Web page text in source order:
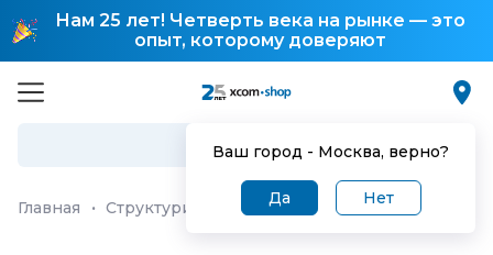
Нам 25 лет! Четверть века на рынке — это
опыт, которому доверяют
Ваш город - Москва, верно?
Да Нет
Главная · Структурированная кабельная система (СКС)